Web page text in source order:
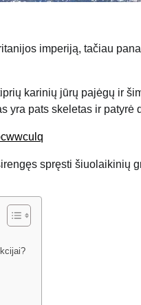
imperiją, tačiau
karinių jūrų pajėgų ir
yra pats skeletas ir
spręsti šiuolaikinių